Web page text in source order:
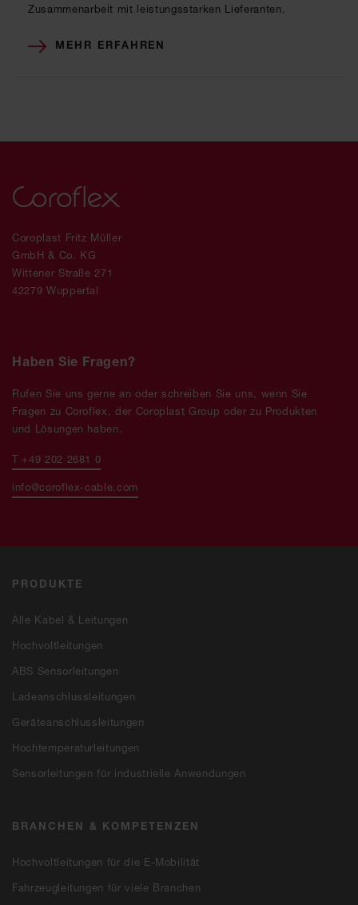
Zusammenarbeit mit leistungsstarken Lieferanten.
MEHR ERFAHREN
PRODUKTE
Alle Kabel & Leitungen
Hochvoltleitungen
ABS Sensorleitungen
Ladeanschlussleitungen
Geräteanschlussleitungen
Hochtemperaturleitungen
Sensorleitungen für industrielle Anwendungen
BRANCHEN & KOMPETENZEN
Hochvoltleitungen für die E-Mobilität
Fahrzeugleitungen für viele Branchen
Coroplast Fritz Müller
GmbH & Co. KG
Wittener Straße 271
42279 Wuppertal
Haben Sie Fragen?
Rufen Sie uns gerne an oder schreiben Sie uns, wenn Sie
Fragen zu Coroflex, der Coroplast Group oder zu Produkten
und Lösungen haben.
T +49 202 2681 0
info@coroflex-cable.com